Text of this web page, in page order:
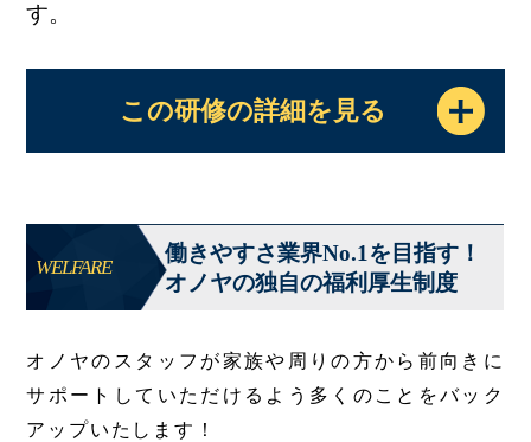
す。
この研修の詳細を見る
WELFARE
働きやすさ業界No.1を目指す！
オノヤの独自の福利厚生制度
オノヤのスタッフが家族や周りの方から前向きに
サポートしていただけるよう多くのことをバック
アップいたします！